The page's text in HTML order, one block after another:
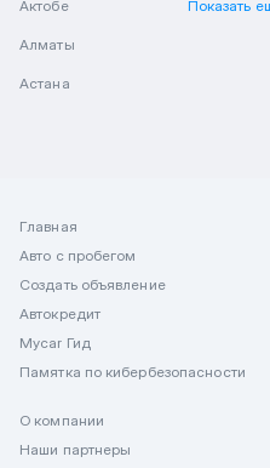
Актобе
Алматы
Астана
Показать
Главная
Авто с пробегом
Создать объявление
Автокредит
Mycar Гид
Памятка по кибербезопасности
О компании
Наши партнеры